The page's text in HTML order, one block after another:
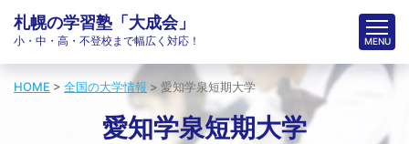
札幌の学習塾「大成会」
小・中・高・不登校まで幅広く対応！
HOME > 全国の大学情報 > 愛知学泉短期大学
愛知学泉短期大学